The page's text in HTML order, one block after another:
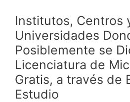
Institutos, Centros
Universidades
Posiblemente se
Licenciatura de
Gratis, a través de
Estudio